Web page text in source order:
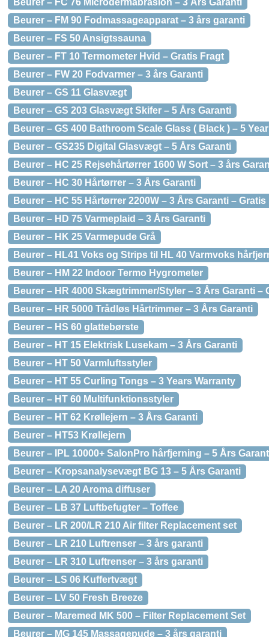
Beurer – FC 76 Microdermabrasion – 3 Års Garanti
Beurer – FM 90 Fodmassageapparat – 3 års garanti
Beurer – FS 50 Ansigtssauna
Beurer – FT 10 Termometer Hvid – Gratis Fragt
Beurer – FW 20 Fodvarmer – 3 års Garanti
Beurer – GS 11 Glasvægt
Beurer – GS 203 Glasvægt Skifer – 5 Års Garanti
Beurer – GS 400 Bathroom Scale Glass ( Black ) – 5
Beurer – GS235 Digital Glasvægt – 5 Års Garanti
Beurer – HC 25 Rejsehårtørrer 1600 W Sort – 3 års
Beurer – HC 30 Hårtørrer – 3 Års Garanti
Beurer – HC 55 Hårtørrer 2200W – 3 Års Garanti – Gratis
Beurer – HD 75 Varmeplaid – 3 Års Garanti
Beurer – HK 25 Varmepude Grå
Beurer – HL41 Voks og Strips til HL 40 Varmvoks
Beurer – HM 22 Indoor Termo Hygrometer
Beurer – HR 4000 Skægtrimmer/Styler – 3 Års Garanti –
Beurer – HR 5000 Trådløs Hårtrimmer – 3 Års Garanti
Beurer – HS 60 glattebørste
Beurer – HT 15 Elektrisk Lusekam – 3 Års Garanti
Beurer – HT 50 Varmluftsstyler
Beurer – HT 55 Curling Tongs – 3 Years Warranty
Beurer – HT 60 Multifunktionsstyler
Beurer – HT 62 Krøllejern – 3 Års Garanti
Beurer – HT53 Krøllejern
Beurer – IPL 10000+ SalonPro hårfjerning – 5 Års
Beurer – Kropsanalysevægt BG 13 – 5 Års Garanti
Beurer – LA 20 Aroma diffuser
Beurer – LB 37 Luftbefugter – Toffee
Beurer – LR 200/LR 210 Air filter Replacement set
Beurer – LR 210 Luftrenser – 3 års garanti
Beurer – LR 310 Luftrenser – 3 års garanti
Beurer – LS 06 Kuffertvægt
Beurer – LV 50 Fresh Breeze
Beurer – Maremed MK 500 – Filter Replacement Set
Beurer – MG 145 Massagepude – 3 års garanti